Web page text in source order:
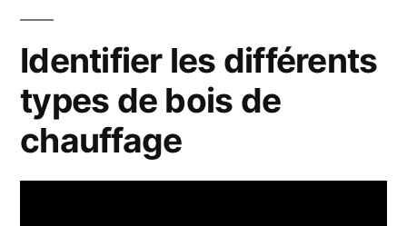
Identifier les différents
types de bois de
chauffage